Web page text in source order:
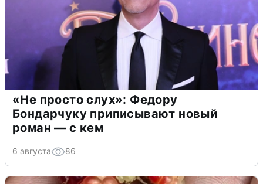
«Не просто слух»: Федору
Бондарчуку приписывают новый
роман — с кем
6 августа 86